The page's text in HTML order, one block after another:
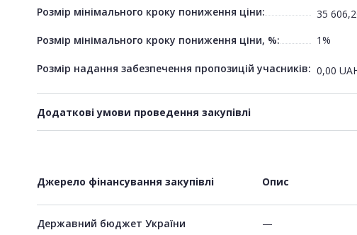
Розмір мінімального кроку пониження ціни:
35
Розмір мінімального кроку пониження ціни, %:
1%
Розмір надання забезпечення пропозицій учасників: 0,00
Додаткові умови проведення закупівлі
Джерело фінансування закупівлі Опис
Державний бюджет України —